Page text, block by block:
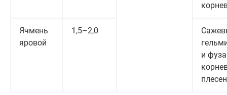
Ячмень
яровой
1,5–2,0
и